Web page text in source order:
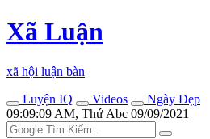
Xã Luận
xã hội luận bàn
Luyện IQ
Videos
Ngày Đẹp
09:09:09 AM, Thứ Abc 09/09/2021